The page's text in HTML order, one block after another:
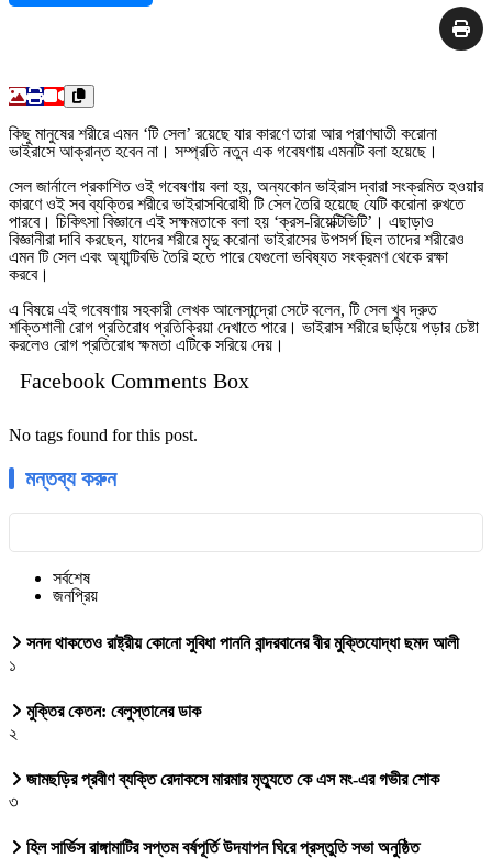
কিছু মানুষের শরীরে এমন ‘টি সেল’ রয়েছে যার কারণে তারা আর প্রাণঘাতী করোনা
ভাইরাসে আক্রান্ত হবেন না। সম্প্রতি নতুন এক গবেষণায় এমনটি বলা হয়েছে।
সেল জার্নালে প্রকাশিত ওই গবেষণায় বলা হয়, অন্যকোন ভাইরাস দ্বারা সংক্রমিত হওয়ার
কারণে ওই সব ব্যক্তির শরীরে ভাইরাসবিরোধী টি সেল তৈরি হয়েছে যেটি করোনা রুখতে
পারবে। চিকিৎসা বিজ্ঞানে এই সক্ষমতাকে বলা হয় ‘ক্রস-রিয়েক্টিভিটি’। এছাড়াও
বিজ্ঞানীরা দাবি করছেন, যাদের শরীরে মৃদু করোনা ভাইরাসের উপসর্গ ছিল তাদের শরীরেও
এমন টি সেল এবং অ্যান্টিবডি তৈরি হতে পারে যেগুলো ভবিষ্যত সংক্রমণ থেকে রক্ষা
করবে।
এ বিষয়ে এই গবেষণায় সহকারী লেখক আলেসান্দ্রো সেটে বলেন, টি সেল খুব দ্রুত
শক্তিশালী রোগ প্রতিরোধ প্রতিক্রিয়া দেখাতে পারে। ভাইরাস শরীরে ছড়িয়ে পড়ার চেষ্টা
করলেও রোগ প্রতিরোধ ক্ষমতা এটিকে সরিয়ে দেয়।
Facebook Comments Box
No tags found for this post.
মন্তব্য করুন
সর্বশেষ
জনপ্রিয়
সনদ থাকতেও রাষ্ট্রীয় কোনো সুবিধা পাননি বান্দরবানের বীর মুক্তিযোদ্ধা ছমদ আলী
১
মুক্তির কেতন: বেলুস্তানের ডাক
২
জামছড়ির প্রবীণ ব্যক্তি রেদাকসে মারমার মৃত্যুতে কে এস মং-এর গভীর শোক
৩
হিল সার্ভিস রাঙ্গামাটির সপ্তম বর্ষপূর্তি উদযাপন ঘিরে প্রস্তুতি সভা অনুষ্ঠিত